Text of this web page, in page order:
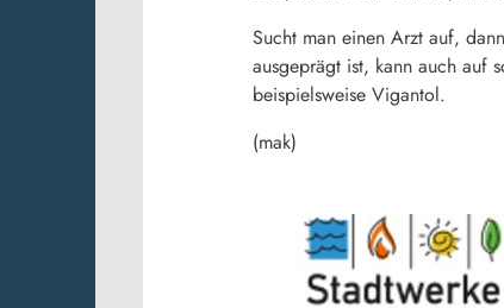
Sucht man einen Arzt auf,
ausgeprägt ist, kann auch auf
beispielsweise Vigantol.
(mak)